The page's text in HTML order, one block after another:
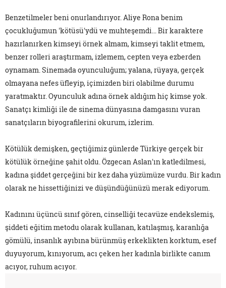
Benzetilmeler beni onurlandırıyor. Aliye Rona benim
çocukluğumun 'kötüsü'ydü ve muhteşemdi... Bir karaktere
hazırlanırken kimseyi örnek almam, kimseyi taklit etmem,
benzer rolleri araştırmam, izlemem, cepten veya ezberden
oynamam. Sinemada oyunculuğum; yalana, rüyaya, gerçek
olmayana nefes üfleyip, içimizden biri olabilme durumu
yaratmaktır. Oyunculuk adına örnek aldığım hiç kimse yok.
Sanatçı kimliği ile de sinema dünyasına damgasını vuran
sanatçıların biyografilerini okurum, izlerim.
Kötülük demişken, geçtiğimiz günlerde Türkiye gerçek bir
kötülük örneğine şahit oldu. Özgecan Aslan'ın katledilmesi,
kadına şiddet gerçeğini bir kez daha yüzümüze vurdu. Bir kadın
olarak ne hissettiğinizi ve düşündüğünüzü merak ediyorum.
Kadınını üçüncü sınıf gören, cinselliği tecavüze endekslemiş,
şiddeti eğitim metodu olarak kullanan, katılaşmış, karanlığa
gömülü, insanlık ayıbına bürünmüş erkeklikten korktum, esef
duyuyorum, kınıyorum, acı çeken her kadınla birlikte canım
acıyor, ruhum acıyor.